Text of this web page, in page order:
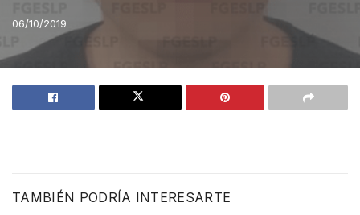
06/10/2019
TAMBIÉN PODRÍA INTERESARTE